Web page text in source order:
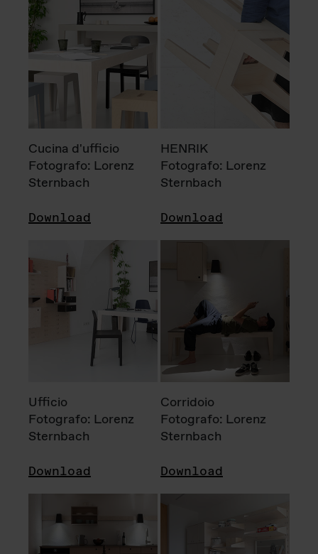
Cucina d'ufficio
Fotografo: Lorenz
Sternbach
Download
HENRIK
Fotografo: Lorenz
Sternbach
Download
Ufficio
Fotografo: Lorenz
Sternbach
Download
Corridoio
Fotografo: Lorenz
Sternbach
Download